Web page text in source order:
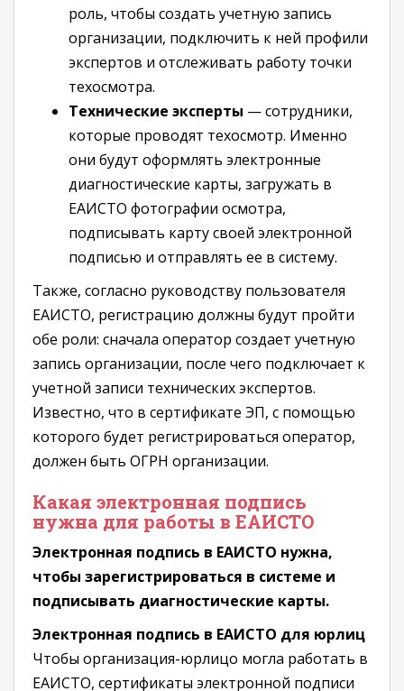
роль, чтобы создать учетную запись
организации, подключить к ней профили
экспертов и отслеживать работу точки
техосмотра.
Технические эксперты — сотрудники,
которые проводят техосмотр. Именно
они будут оформлять электронные
диагностические карты, загружать в
ЕАИСТО фотографии осмотра,
подписывать карту своей электронной
подписью и отправлять ее в систему.
Также, согласно руководству пользователя
ЕАИСТО, регистрацию должны будут пройти
обе роли: сначала оператор создает учетную
запись организации, после чего подключает к
учетной записи технических экспертов.
Известно, что в сертификате ЭП, с помощью
которого будет регистрироваться оператор,
должен быть ОГРН организации.
Какая электронная подпись
нужна для работы в ЕАИСТО
Электронная подпись в ЕАИСТО нужна,
чтобы зарегистрироваться в системе и
подписывать диагностические карты.
Электронная подпись в ЕАИСТО для юрлиц
Чтобы организация-юрлицо могла работать в
ЕАИСТО, сертификаты электронной подписи